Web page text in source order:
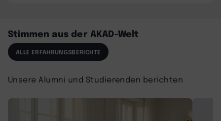
Stimmen aus der AKAD-Welt
ALLE ERFAHRUNGSBERICHTE
Unsere Alumni und Studierenden berichten